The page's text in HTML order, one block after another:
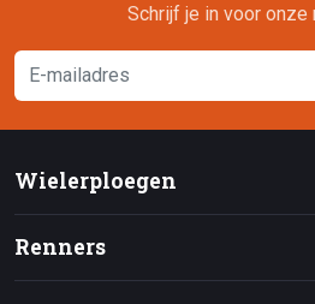
Schrijf je in voor
Wielerploegen
Renners